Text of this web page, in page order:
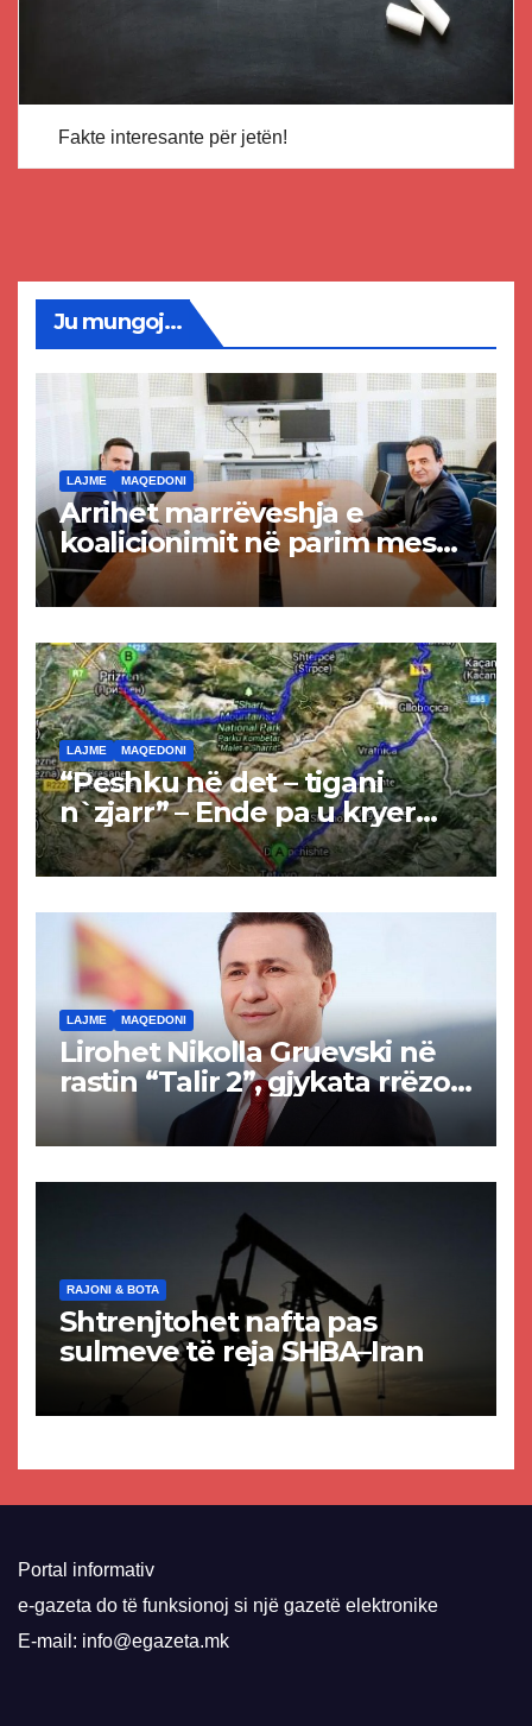
Fakte interesante për jetën!
Ju mungoj...
LAJME MAQEDONI
Arrihet marrëveshja e
koalicionimit në parim mes
Kurtit dhe Abdixhikut
LAJME MAQEDONI
“Peshku në det – tigani
n`zjarr” – Ende pa u kryer
projekti i tunelit, komuna e
Tetovës nis punimet për
LAJME MAQEDONI
Lirohet Nikolla Gruevski në
rastin “Talir 2”, gjykata rrëzon
akuzat për ndërtimin e
paligjshëm të selisë së
RAJONI & BOTA
Shtrenjtohet nafta pas
sulmeve të reja SHBA–Iran
Portal informativ
e-gazeta do të funksionoj si një gazetë elektronike
E-mail: info@egazeta.mk